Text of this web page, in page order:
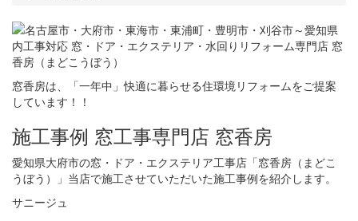
窓香房は、「一年中」快適に暮らせる住環境リフォームをご提案
しています！！
施工事例 窓工事専門店 窓香房
愛知県大府市の窓・ドア・エクステリア工事店「窓香房（まどこ
うぼう）」当店で施工させていただいた施工事例を紹介します。
サニージュ